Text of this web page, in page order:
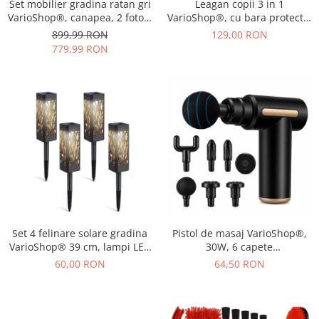
Set mobilier gradina ratan gri
VarioShop®, canapea, 2 fotolii
si masa, pentru terasa si
exterior, design modern
899,99 RON
779,99 RON
Leagan copii 3 in 1
VarioShop®, cu bara protectie
si spatar detasabile, franghii
129,00 RON
Set 4 felinare solare gradina
VarioShop® 39 cm, lampi LED
exterior cu lumina calda,
60,00 RON
Pistol de masaj VarioShop®,
30W, 6 capete
interschimbabile, 6 trepte
musculara si relaxare
64,50 RON